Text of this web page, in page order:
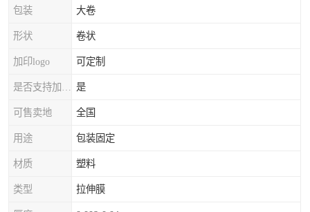
包装 大卷
形状 卷状
加印logo 可定制
是
可售卖地 全国
用途 包装固定
材质 塑料
类型 拉伸膜